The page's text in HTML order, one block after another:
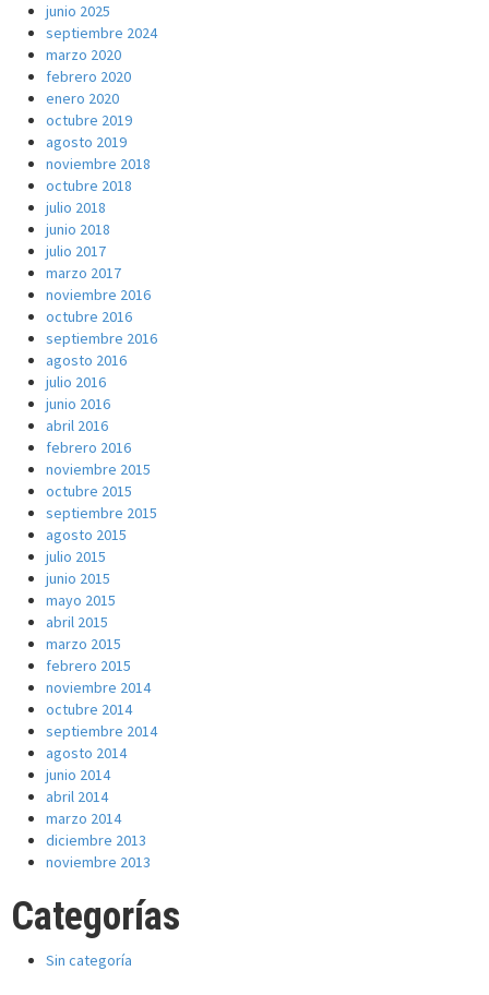
junio 2025
septiembre 2024
marzo 2020
febrero 2020
enero 2020
octubre 2019
agosto 2019
noviembre 2018
octubre 2018
julio 2018
junio 2018
julio 2017
marzo 2017
noviembre 2016
octubre 2016
septiembre 2016
agosto 2016
julio 2016
junio 2016
abril 2016
febrero 2016
noviembre 2015
octubre 2015
septiembre 2015
agosto 2015
julio 2015
junio 2015
mayo 2015
abril 2015
marzo 2015
febrero 2015
noviembre 2014
octubre 2014
septiembre 2014
agosto 2014
junio 2014
abril 2014
marzo 2014
diciembre 2013
noviembre 2013
Categorías
Sin categoría